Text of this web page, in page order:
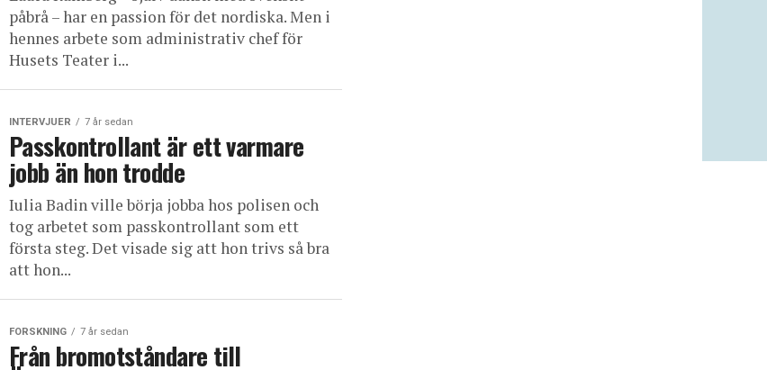
påbrå – har en passion för det nordiska. Men i
hennes arbete som administrativ chef för
Husets Teater i...
INTERVJUER 7 år sedan
Passkontrollant är ett varmare
jobb än hon trodde
Iulia Badin ville börja jobba hos polisen och
tog arbetet som passkontrollant som ett
första steg. Det visade sig att hon trivs så bra
att hon...
FORSKNING 7 år sedan
Från bromotståndare till